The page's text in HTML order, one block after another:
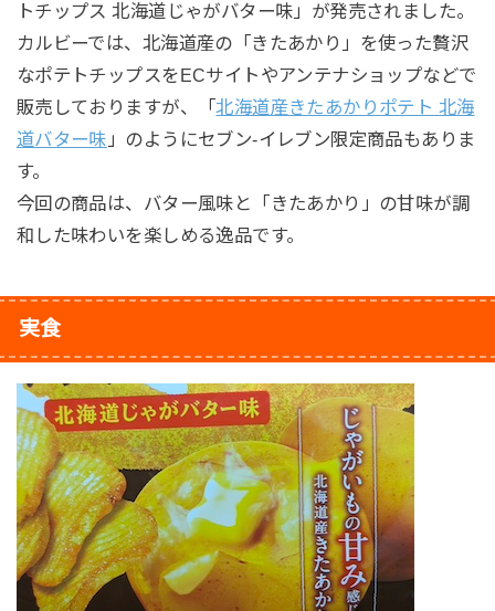
トチップス 北海道じゃがバター味」が発売されました。
カルビーでは、北海道産の「きたあかり」を使った贅沢
なポテトチップスをECサイトやアンテナショップなどで
販売しておりますが、「北海道産きたあかりポテト 北海
道バター味 」のようにセブン-イレブン限定商品もありま
す。
今回の商品は、バター風味と「きたあかり」の甘味が調
和した味わいを楽しめる逸品です。
実食